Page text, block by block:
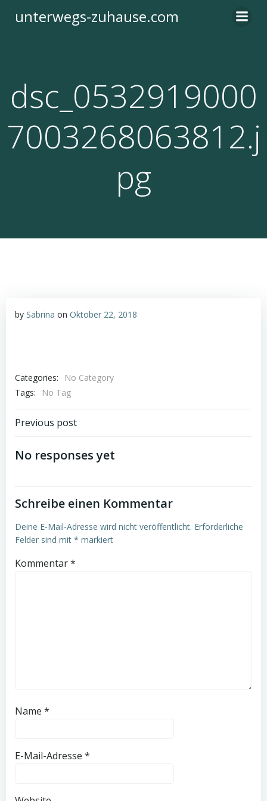
Inhalt
unterwegs-zuhause.com
dsc_0532919000
7003268063812.j
pg
by Sabrina on Oktober 22, 2018
Categories:
No Category
Tags:
No Tag
Post
navigation
Previous post
No responses yet
Schreibe einen Kommentar
Deine E-Mail-Adresse wird nicht veröffentlicht. Erforderliche
Felder sind mit * markiert
Kommentar*
Name *
E-Mail-Adresse *